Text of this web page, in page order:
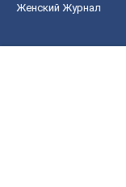
Женский Журнал